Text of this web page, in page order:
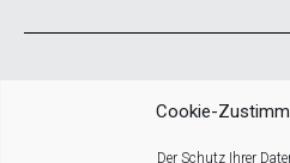
Cookie-
Der Schutz Ihrer